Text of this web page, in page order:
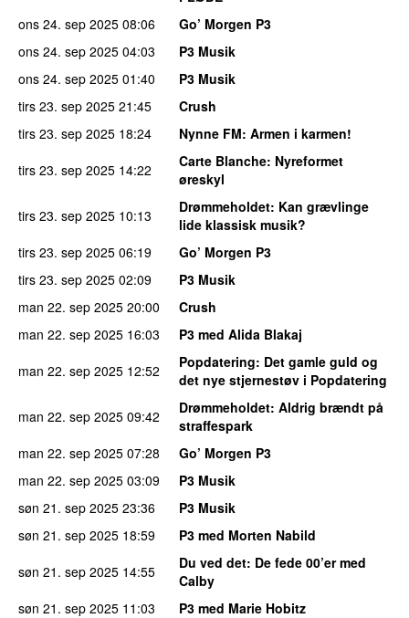
ons 24. sep 2025 08:06
Go’ Morgen P3
ons 24. sep 2025 04:03
P3 Musik
ons 24. sep 2025 01:40
P3 Musik
tirs 23. sep 2025 21:45
Crush
tirs 23. sep 2025 18:24 Nynne FM: Armen i karmen!
tirs 23. sep 2025 14:22 Carte Blanche: Nyreformet
øreskyl
tirs 23. sep 2025 10:13 Drømmeholdet: Kan grævlinge
lide klassisk musik?
tirs 23. sep 2025 06:19
Go’ Morgen P3
tirs 23. sep 2025 02:09
P3 Musik
man 22. sep 2025 20:00
Crush
man 22. sep 2025 16:03
P3 med Alida Blakaj
man 22. sep 2025 12:52 Popdatering: Det gamle guld og
det nye stjernestøv i Popdatering
man 22. sep 2025 09:42 Drømmeholdet: Aldrig brændt på
straffespark
man 22. sep 2025 07:28
Go’ Morgen P3
man 22. sep 2025 03:09
P3 Musik
søn 21. sep 2025 23:36
P3 Musik
søn 21. sep 2025 18:59
P3 med Morten Nabild
søn 21. sep 2025 14:55 Du ved det: De fede 00’er med
Calby
søn 21. sep 2025 11:03
P3 med Marie Hobitz